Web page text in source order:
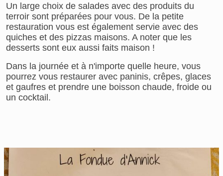
Un large choix de salades avec des produits du
terroir sont préparées pour vous. De la petite
restauration vous est également servie avec des
quiches et des pizzas maisons. A noter que les
desserts sont eux aussi faits maison !
Dans la journée et à n'importe quelle heure, vous
pourrez vous restaurer avec paninis, crêpes, glaces
et gaufres et prendre une boisson chaude, froide ou
un cocktail.